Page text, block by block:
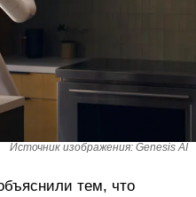
Источник изображения: Genesis AI
тем, что